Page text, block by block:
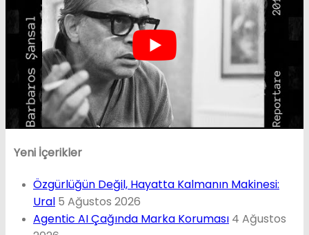
Yeni İçerikler
Özgürlüğün Değil, Hayatta Kalmanın Makinesi:
Ural 5 Ağustos 2026
Agentic AI Çağında Marka Koruması 4 Ağustos